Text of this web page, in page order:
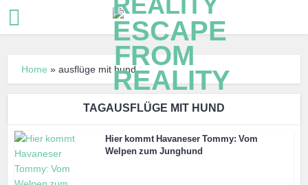
Home »ausflüge mit hund
TAGAUSFLÜGE MIT HUND
Hier kommt Havaneser Tommy: Vom
Welpen zum Junghund